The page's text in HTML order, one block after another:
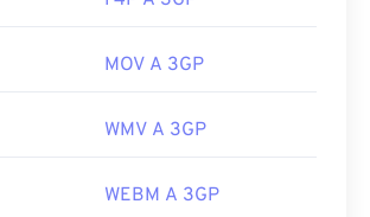
MOV A 3GP
WMV A 3GP
WEBM A 3GP